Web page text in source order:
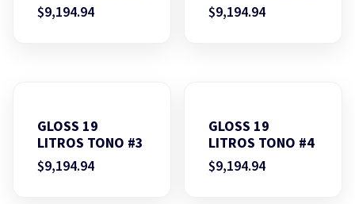
$9,194.94
$9,194.94
GLOSS 19
LITROS TONO #3
$9,194.94
GLOSS 19
LITROS TONO #4
$9,194.94